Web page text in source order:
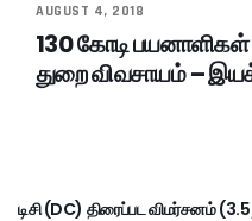
AUGUST 4, 2018
130 கோடி
துறை விவசாயம் –
டிசி (DC) திரைப்பட விமர்சனம்